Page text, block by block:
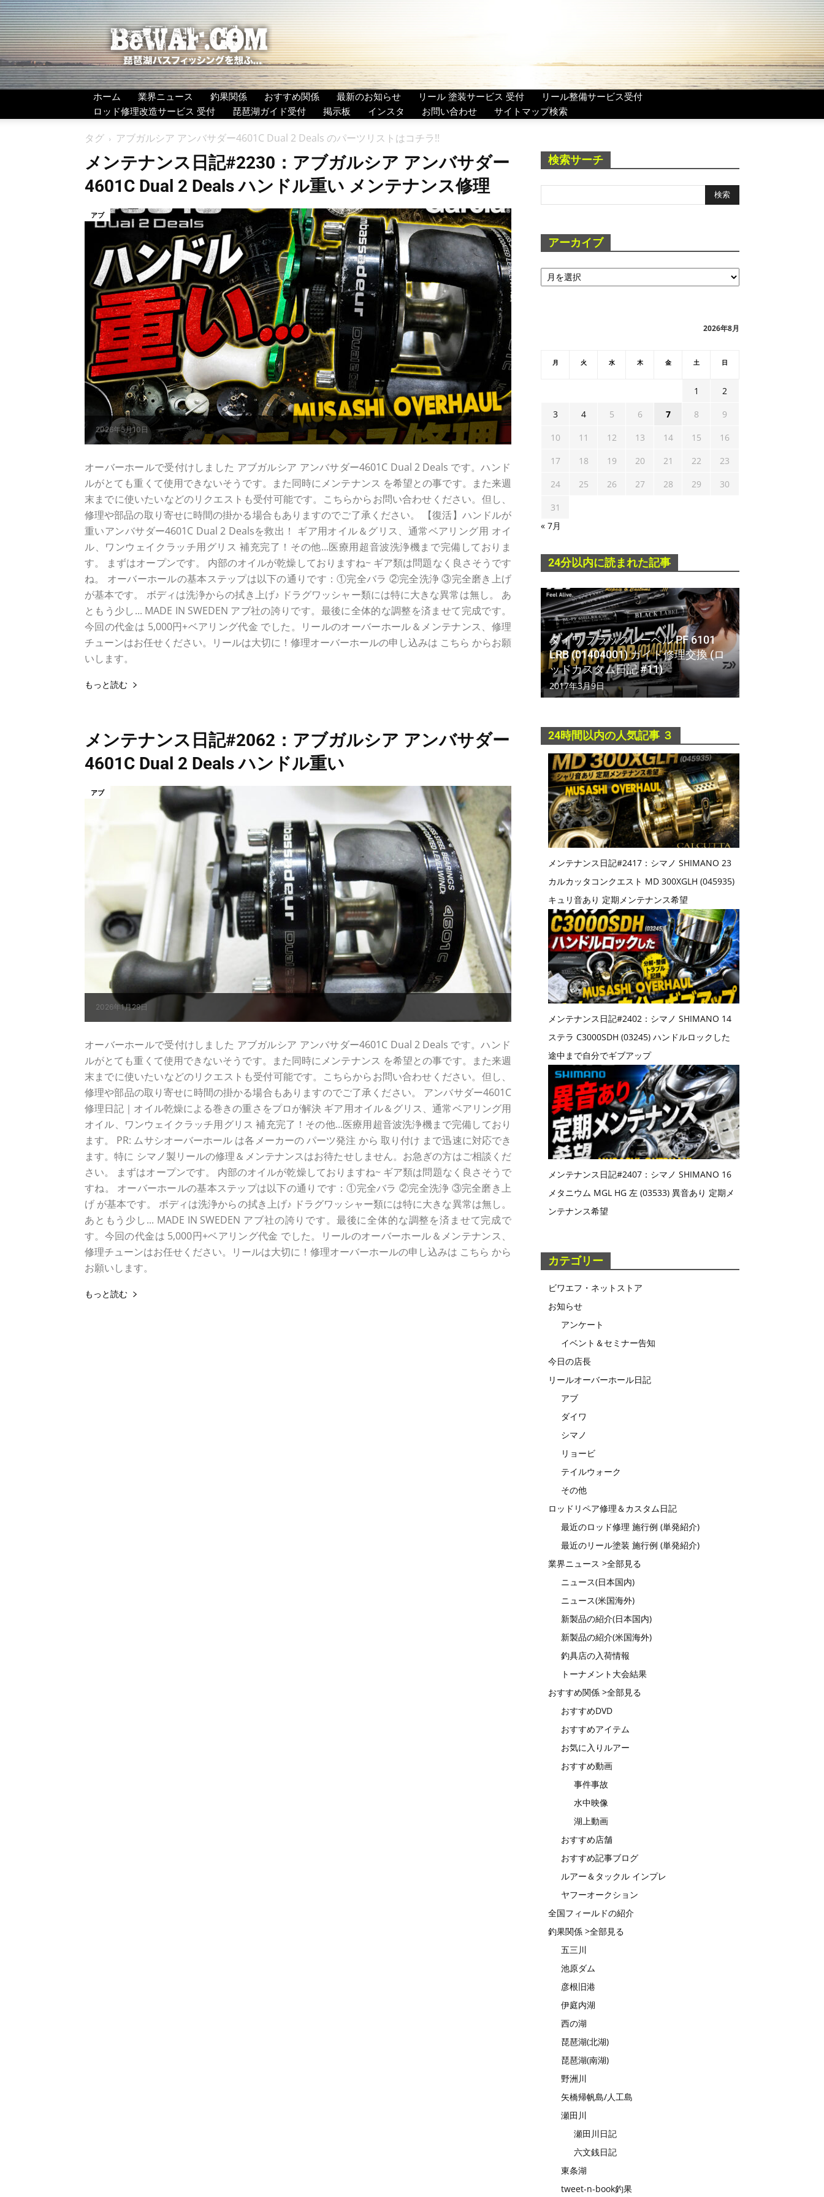
BeWAF
(ビ
ワ
エ
フ）
ホーム 業界ニュース 釣果関係 おすすめ関係 最新のお知らせ リール 塗装サービス 受付
リール整備サービス受付
ロッド修理改造サービス 受付
琵琶湖ガイド受付 掲示板 インスタ お問い合わせ サイトマップ検索
タグ アブガルシア アンバサダー4601C Dual 2 Deals のパーツリストはコチラ!!
メンテナンス日記#2230：アブガルシア アンバサダー
4601C Dual 2 Deals ハンドル重い メンテナンス修理
2026年5月10日
アブ
オーバーホールで受付けしました アブガルシア アンバサダー4601C Dual 2 Deals です。ハンド
ルがとても重くて使用できないそうです。また同時にメンテナンス を希望との事です。また来週
末までに使いたいなどのリクエストも受付可能です。こちらからお問い合わせください。但し、
修理や部品の取り寄せに時間の掛かる場合もありますのでご了承ください。 【復活】ハンドルが
重いアンバサダー4601C Dual 2 Dealsを救出！ ギア用オイル＆グリス、通常ベアリング用 オイ
ル、ワンウェイクラッチ用グリス 補充完了！その他...医療用超音波洗浄機まで完備しておりま
す。 まずはオープンです。 内部のオイルが乾燥しておりますね~ ギア類は問題なく良さそうです
ね。 オーバーホールの基本ステップは以下の通りです：①完全バラ ②完全洗浄 ③完全磨き上げ
が基本です。 ボディは洗浄からの拭き上げ♪ ドラグワッシャー類には特に大きな異常は無し。 あ
ともう少し... MADE IN SWEDEN アブ社の誇りです。最後に全体的な調整を済ませて完成です。
今回の代金は 5,000円+ベアリング代金 でした。リールのオーバーホール＆メンテナンス、修理
チューンはお任せください。リールは大切に！修理オーバーホールの申し込みは こちら からお願
いします。
もっと読む
メンテナンス日記#2062：アブガルシア アンバサダー
4601C Dual 2 Deals ハンドル重い
2026年1月29日
アブ
オーバーホールで受付けしました アブガルシア アンバサダー4601C Dual 2 Deals です。ハンド
ルがとても重くて使用できないそうです。また同時にメンテナンス を希望との事です。また来週
末までに使いたいなどのリクエストも受付可能です。こちらからお問い合わせください。但し、
修理や部品の取り寄せに時間の掛かる場合もありますのでご了承ください。 アンバサダー4601C
修理日記｜オイル乾燥による巻きの重さをプロが解決 ギア用オイル＆グリス、通常ベアリング用
オイル、ワンウェイクラッチ用グリス 補充完了！その他...医療用超音波洗浄機まで完備しており
ます。 PR: ムサシオーバーホール は各メーカーの パーツ発注 から 取り付け まで迅速に対応でき
ます。特に シマノ製リールの修理＆メンテナンスはお待たせしません。お急ぎの方はご相談くだ
さい。 まずはオープンです。 内部のオイルが乾燥しておりますね~ ギア類は問題なく良さそうで
すね。 オーバーホールの基本ステップは以下の通りです：①完全バラ ②完全洗浄 ③完全磨き上
げ が基本です。 ボディは洗浄からの拭き上げ♪ ドラグワッシャー類には特に大きな異常は無し。
あともう少し... MADE IN SWEDEN アブ社の誇りです。最後に全体的な調整を済ませて完成で
す。今回の代金は 5,000円+ベアリング代金 でした。リールのオーバーホール＆メンテナンス、
修理チューンはお任せください。リールは大切に！修理オーバーホールの申し込みは こちら から
お願いします。
もっと読む
検索サーチ
アーカイブ
ア
ー
2026年8月
月 火 水 木 金 土 日
1
2
3
4 5 6 7 8
9
10
11 12 13 14 15
16
17
18 19 20 21 22
23
24
25 26 27 28 29
30
31
« 7月
24分以内に読まれた記事
ダイワ ブラックレーベル PF 6101
LRB (01404001) ガイド修理交換 (ロ
ッドカスタム日記 #11)
2017年3月9日
24時間以内の人気記事 ３
メンテナンス日記#2417：シマノ SHIMANO 23
カルカッタコンクエスト MD 300XGLH (045935)
キュリ音あり 定期メンテナンス希望
メンテナンス日記#2402：シマノ SHIMANO 14
ステラ C3000SDH (03245) ハンドルロックした
途中まで自分でギブアップ
メンテナンス日記#2407：シマノ SHIMANO 16
メタニウム MGL HG 左 (03533) 異音あり 定期メ
ンテナンス希望
カテゴリー
ビワエフ・ネットストア
お知らせ
アンケート
イベント＆セミナー告知
今日の店長
リールオーバーホール日記
アブ
ダイワ
シマノ
リョービ
テイルウォーク
その他
ロッドリペア修理＆カスタム日記
最近のロッド修理 施行例 (単発紹介)
最近のリール塗装 施行例 (単発紹介)
業界ニュース >全部見る
ニュース(日本国内)
ニュース(米国海外)
新製品の紹介(日本国内)
新製品の紹介(米国海外)
釣具店の入荷情報
トーナメント大会結果
おすすめ関係 >全部見る
おすすめDVD
おすすめアイテム
お気に入りルアー
おすすめ動画
事件事故
水中映像
湖上動画
おすすめ店舗
おすすめ記事ブログ
ルアー＆タックル インプレ
ヤフーオークション
全国フィールドの紹介
釣果関係 >全部見る
五三川
池原ダム
彦根旧港
伊庭内湖
西の湖
琵琶湖(北湖)
琵琶湖(南湖)
野洲川
矢橋帰帆島/人工島
瀬田川
瀬田川日記
六文銭日記
東条湖
tweet-n-book釣果